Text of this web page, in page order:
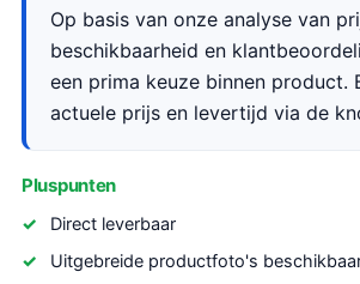
Op basis van onze analyse van
beschikbaarheid en
een prima keuze binnen product.
actuele prijs en levertijd via de
Pluspunten
Direct leverbaar
Uitgebreide productfoto's